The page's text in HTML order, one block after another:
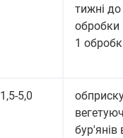
тижні до
обробки
1
1,5-5,0
бур'янів